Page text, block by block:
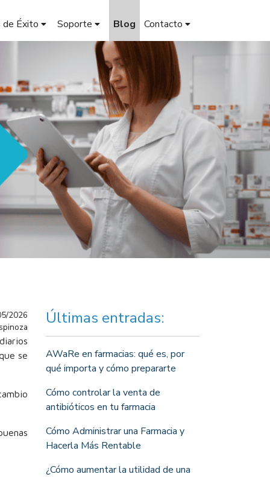
de Éxito Soporte Blog Contacto
2026
se
Últimas entradas:
AWaRe en farmacias: qué es, por
qué importa y cómo prepararte
Cómo controlar la venta de
antibióticos en tu farmacia
Cómo Administrar una Farmacia y
Hacerla Más Rentable
¿Cómo aumentar la utilidad de una